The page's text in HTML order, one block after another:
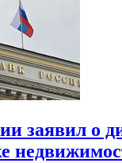
заявил о